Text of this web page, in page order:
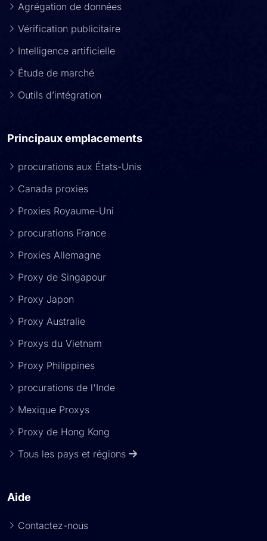
Agrégation de données
Vérification publicitaire
Intelligence artificielle
Étude de marché
Outils d’intégration
Principaux emplacements
procurations aux États-Unis
Canada proxies
Proxies Royaume-Uni
procurations France
Proxies Allemagne
Proxy de Singapour
Proxy Japon
Proxy Australie
Proxys du Vietnam
Proxy Philippines
procurations de l'Inde
Mexique Proxys
Proxy de Hong Kong
Tous les pays et régions
Aide
Contactez-nous